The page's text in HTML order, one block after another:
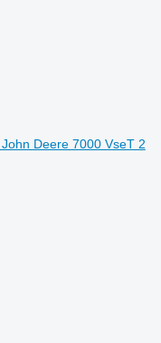
John Deere 7000 VseT 2